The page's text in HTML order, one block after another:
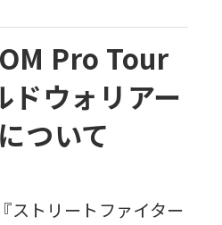
Pro Tour
ドウォリアー
ついて
ストリートファイター